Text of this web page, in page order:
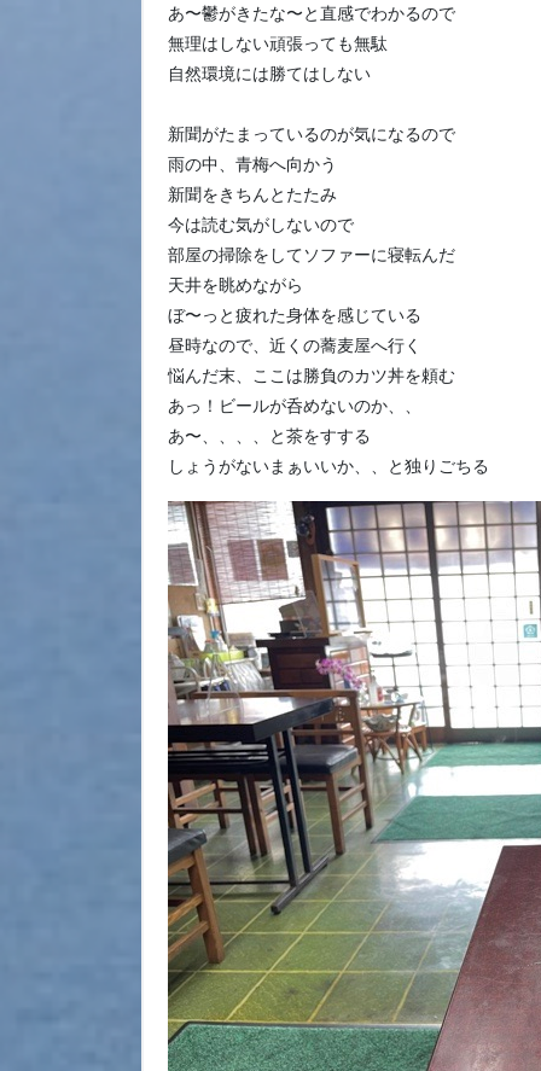
あ〜鬱がきたな〜と直感でわかるので
無理はしない頑張っても無駄
自然環境には勝てはしない
新聞がたまっているのが気になるので
雨の中、青梅へ向かう
新聞をきちんとたたみ
今は読む気がしないので
部屋の掃除をしてソファーに寝転んだ
天井を眺めながら
ぼ〜っと疲れた身体を感じている
昼時なので、近くの蕎麦屋へ行く
悩んだ末、ここは勝負のカツ丼を頼む
あっ！ビールが呑めないのか、、
あ〜、、、、と茶をすする
しょうがないまぁいいか、、と独りごちる